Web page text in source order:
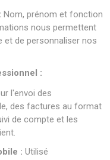
Nom, prénom et fonction
nous permettent
et de personnaliser nos
:
l'envoi des
des factures au format
de compte et les
: Utilisé